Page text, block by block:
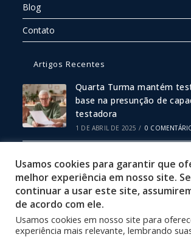
Blog
Contato
Artigos Recentes
Quarta Turma mantém
base na presunção de
testadora
1 DE ABRIL DE 2025 / 0
Escritura Pública ou
Escolher?
19 DE FEVEREIRO DE 2025 / 0
Política de Privacidade
Usamos cookies para garantir que
melhor experiência em nosso site.
continuar a usar este site,
de acordo com ele.
Usamos cookies em nosso site para
experiência mais relevante, lembrando